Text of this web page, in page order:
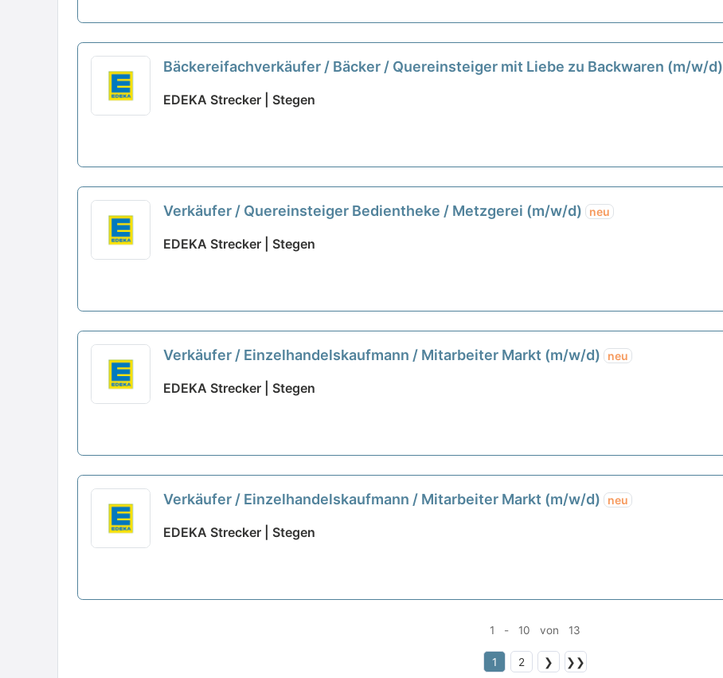
Bäckereifachverkäufer / Bäcker / Quereinsteiger mit Liebe zu Backwaren (m/w/d)
EDEKA Strecker | Stegen
Verkäufer / Quereinsteiger Bedientheke / Metzgerei (m/w/d) neu
EDEKA Strecker | Stegen
Verkäufer / Einzelhandelskaufmann / Mitarbeiter Markt (m/w/d) neu
EDEKA Strecker | Stegen
Verkäufer / Einzelhandelskaufmann / Mitarbeiter Markt (m/w/d) neu
EDEKA Strecker | Stegen
1 - 10 von 13
1 2 ❯ ❯❯